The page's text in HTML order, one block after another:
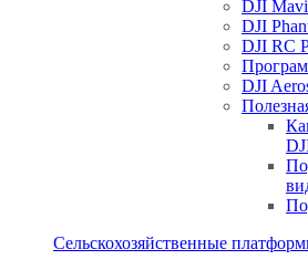
DJI
DJI
DJI RC
DJI
Сельскохозяйственные